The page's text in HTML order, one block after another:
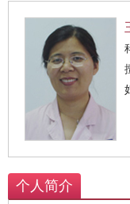
擅长
个人简介